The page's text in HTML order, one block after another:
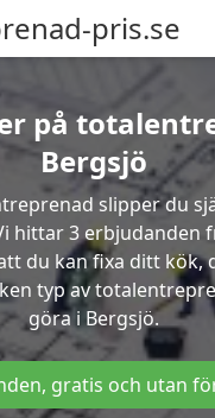
pris.se
på
Bergsjö
slipper du
hittar 3 erbjudanden
du kan fixa ditt kök,
typ av
göra i Bergsjö.
gratis och utan